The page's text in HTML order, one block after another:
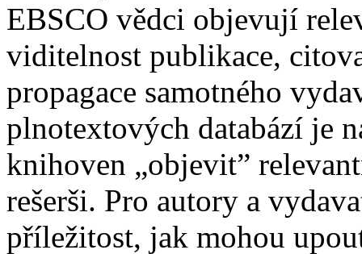
EBSCO vědci objevují
viditelnost publikace,
propagace samotného
plnotextových databází je
knihoven „objevit”
rešerši. Pro autory a
příležitost, jak mohou